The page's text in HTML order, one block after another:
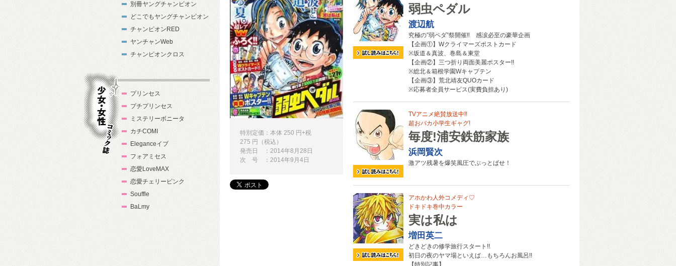
弱虫ペダル
渡辺航
究極の”弱ペダ”祭開催‼ 感涙必至の豪華企画
【企画①】Wクライマーズポストカード
※坂道＆真波、巻島＆東堂
【企画②】三つ折り両面美麗ポスター!!
※総北＆箱根学園Wキャプテン
【企画③】荒北靖友QUOカード
※応募者全員サービス(実費負担あり)
TVアニメ絶賛放送中!!
超おバカ小学生ギャグ!
毎度!浦安鉄筋家族
浜岡賢次
激アツ残暑を爆笑風圧でぶっとばせ！
アホかわ人外コメディ♡
ドキドキ巻中カラー
実は私は
増田英二
どきどきの修学旅行スタート!!
初日の夜のヤマ場といえば…もちろんお風呂!!
【特別記事】
特別定価：本体 250 円+税
275 円（税込）
発売日 ：2014年8月28日
次 号 ：2014年9月4日
別冊ヤングチャンピオン
どこでもヤングチャンピオン
チャンピオンRED
ヤンチャンWeb
チャンピオンクロス
少女・女性コ
プリンセス
プチプリンセス
ミステリーボニータ
カチCOMI
Eleganceイブ
フォアミセス
恋愛LoveMAX
恋愛チェリーピンク
Souffle
BaLmy